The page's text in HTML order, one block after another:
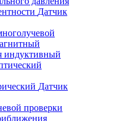
Датчик
индуктивный
Датчик
проверки